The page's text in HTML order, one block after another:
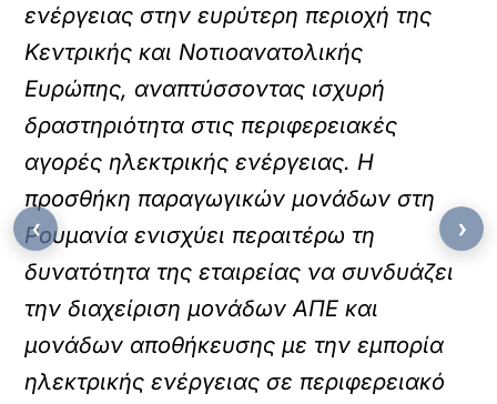
ενέργειας στην ευρύτερη περιοχή της
Κεντρικής και Νοτιοανατολικής
Ευρώπης, αναπτύσσοντας ισχυρή
δραστηριότητα στις περιφερειακές
αγορές ηλεκτρικής ενέργειας. Η
προσθήκη παραγωγικών μονάδων στη
Ρουμανία ενισχύει περαιτέρω τη
δυνατότητα της εταιρείας να συνδυάζει
την διαχείριση μονάδων ΑΠΕ και
μονάδων αποθήκευσης με την εμπορία
ηλεκτρικής ενέργειας σε περιφερειακό
‹ ›